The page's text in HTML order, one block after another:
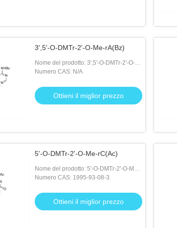
3',5'-O-DMTr-2'-O-Me-rA(Bz)
Nome del prodotto: 3',5'-O-DMTr-2'-O-
Me-rA(Bz)
Numero CAS: N/A
Ottieni il miglior prezzo
5'-O-DMTr-2'-O-Me-rC(Ac)
Nome del prodotto: 5'-O-DMTr-2'-O-Me-
rC(Ac)
Numero CAS: 1995-93-08-3
Ottieni il miglior prezzo